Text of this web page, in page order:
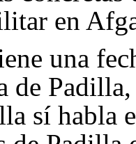
en
una
de
sí habla